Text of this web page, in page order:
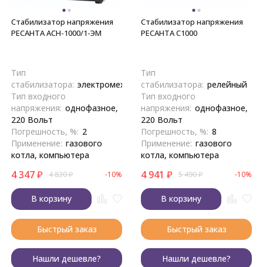
Стабилизатор напряжения
РЕСАНТА АСН-1000/1-ЭМ
Тип
стабилизатора: электромеханический
Тип входного
напряжения: однофазное,
220 Вольт
Погрешность, %: 2
Применение: газового
котла, компьютера
4 347₽ 4 830₽ -10%
В корзину
Быстрый заказ
Нашли дешевле?
Стабилизатор напряжения
РЕСАНТА С1000
Тип
стабилизатора: релейный
Тип входного
напряжения: однофазное,
220 Вольт
Погрешность, %: 8
Применение: газового
котла, компьютера
4 941 ₽ 5 490₽ -10%
В корзину
Быстрый заказ
Нашли дешевле?